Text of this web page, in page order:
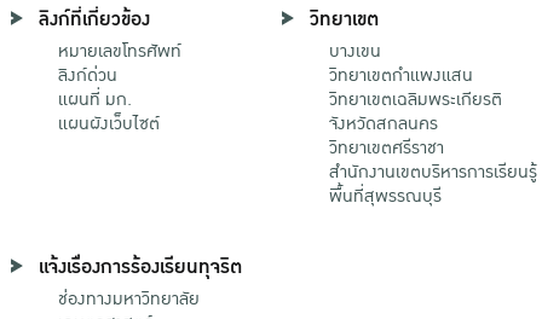
ลิงก์ที่เกี่ยวข้อง
หมายเลขโทรศัพท์
ลิงก์ด่วน
แผนที่ มก.
แผนผังเว็บไซต์
วิทยาเขต
บางเขน
วิทยาเขตกําแพงแสน
วิทยาเขตเฉลิมพระเกียรติ
จังหวัดสกลนคร
วิทยาเขตศรีราชา
สำนักงานเขตบริหารการเรียนรู้
พื้นที่สุพรรณบุรี
แจ้งเรื่องการร้องเรียนทุจริต
ช่องทางมหาวิทยาลัย